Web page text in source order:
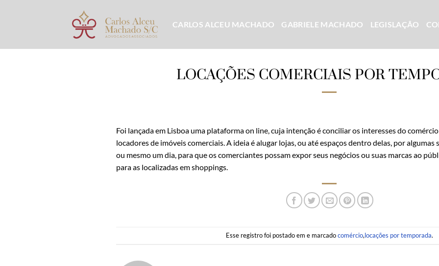
CARLOS ALCEU MACHADO GABRIELE MACHADO LEGISLAÇÃO
LOCAÇÕES COMERCIAIS POR
Foi lançada em Lisboa uma plataforma on line, cuja intenção é conciliar os interesses do
locadores de imóveis comerciais. A ideia é alugar lojas, ou até espaços dentro delas, por algumas
ou mesmo um dia, para que os comerciantes possam expor seus negócios ou suas marcas ao
para as localizadas em shoppings.
Esse registro foi postado em e marcadocomércio,locações por temporada.